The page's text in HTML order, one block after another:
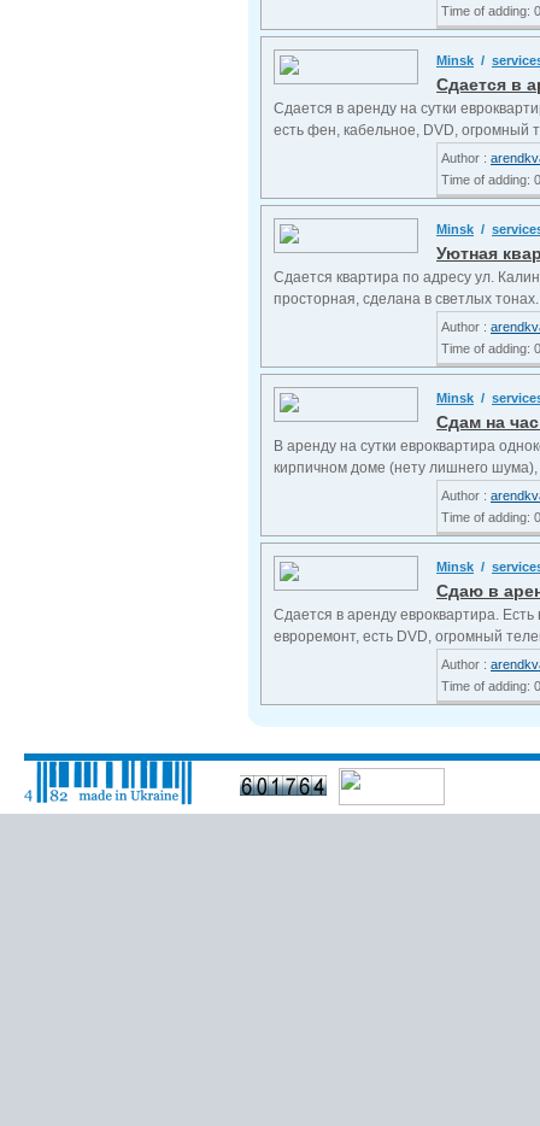
Time of adding:
Minsk /
Сдается в
Сдается в аренду на сутки
есть фен, кабельное, DVD, огромный
Author :
Time of adding:
Minsk /
Уютная
Сдается квартира по адресу ул.
просторная, сделана в светлых
Author :
Time of adding:
Minsk /
Сдам на
В аренду на сутки евроквартира
кирпичном доме (нету лишнего шума),
Author :
Time of adding:
Minsk /
Сдаю в
Сдается в аренду евроквартира.
евроремонт, есть DVD, огромный
Author :
Time of adding: